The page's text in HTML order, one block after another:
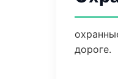
дороге.